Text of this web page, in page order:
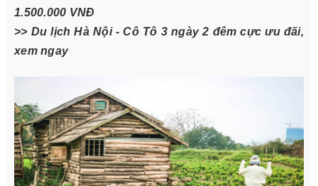
1.500.000 VNĐ
>> Du lịch Hà Nội - Cô Tô 3 ngày 2 đêm cực ưu đãi,
xem ngay